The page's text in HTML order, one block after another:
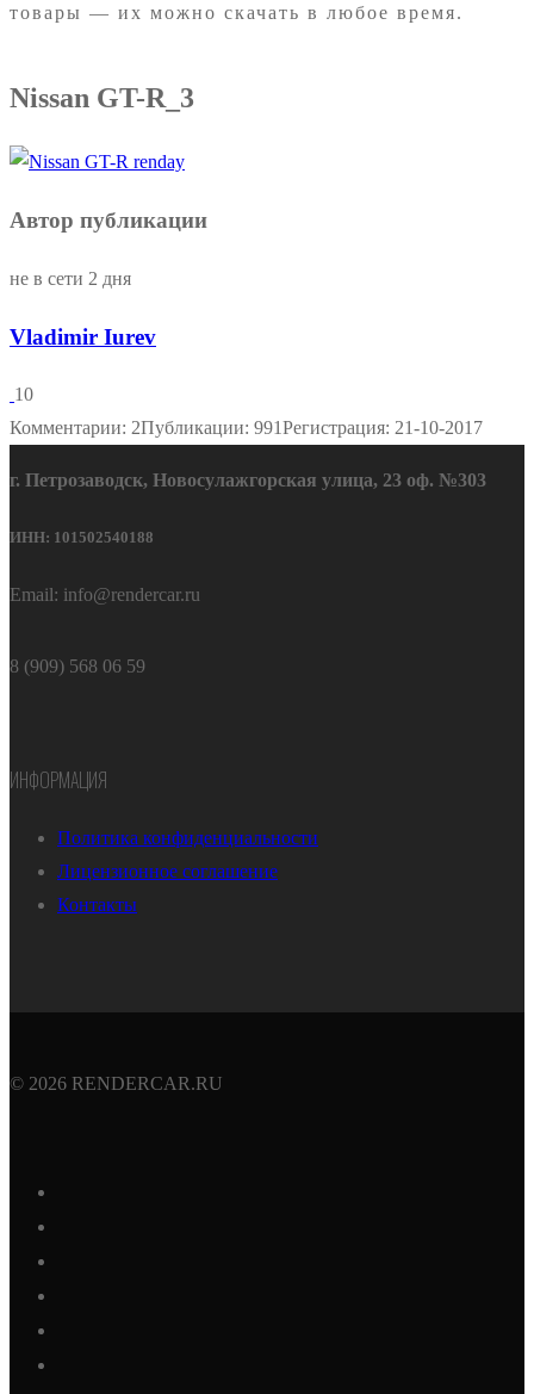
товары — их можно скачать в любое время.
Nissan GT-R_3
Автор публикации
не в сети 2 дня
Vladimir Iurev
10
Комментарии: 2Публикации: 991Регистрация: 21-10-2017
г. Петрозаводск, Новосулажгорская улица, 23 оф. №303
ИНН: 101502540188
Email: info@rendercar.ru
8 (909) 568 06 59
ИНФОРМАЦИЯ
Политика конфиденциальности
Лицензионное соглашение
Контакты
© 2026 RENDERCAR.RU